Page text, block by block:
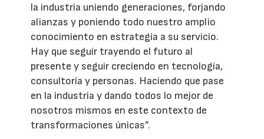
la industria uniendo generaciones, forjando
alianzas y poniendo todo nuestro amplio
conocimiento en estrategia a su servicio.
Hay que seguir trayendo el futuro al
presente y seguir creciendo en tecnología,
consultoría y personas. Haciendo que pase
en la industria y dando todos lo mejor de
nosotros mismos en este contexto de
transformaciones únicas”.